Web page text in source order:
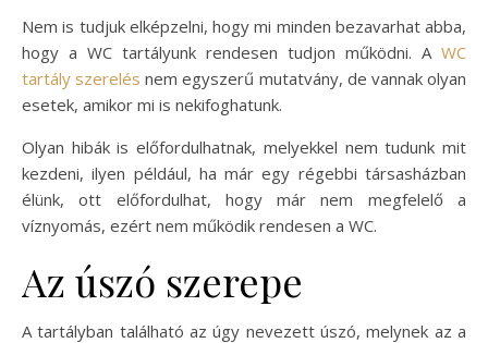
Nem is tudjuk elképzelni, hogy mi minden bezavarhat abba,
hogy a WC tartályunk rendesen tudjon működni. A WC
tartály szerelés nem egyszerű mutatvány, de vannak olyan
esetek, amikor mi is nekifoghatunk.
Olyan hibák is előfordulhatnak, melyekkel nem tudunk mit
kezdeni, ilyen például, ha már egy régebbi társasházban
élünk, ott előfordulhat, hogy már nem megfelelő a
víznyomás, ezért nem működik rendesen a WC.
Az úszó szerepe
A tartályban található az úgy nevezett úszó, melynek az a